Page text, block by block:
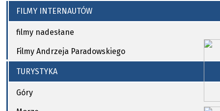
FILMY INTERNAUTÓW
filmy nadesłane
Filmy Andrzeja Paradowskiego
TURYSTYKA
Góry